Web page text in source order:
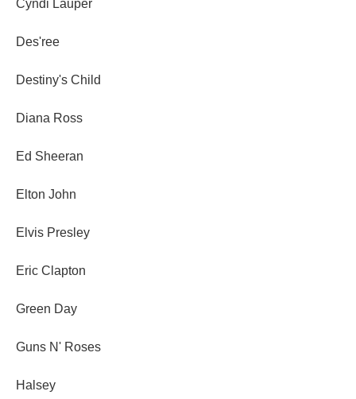
Cyndi Lauper
Des'ree
Destiny's Child
Diana Ross
Ed Sheeran
Elton John
Elvis Presley
Eric Clapton
Green Day
Guns N' Roses
Halsey